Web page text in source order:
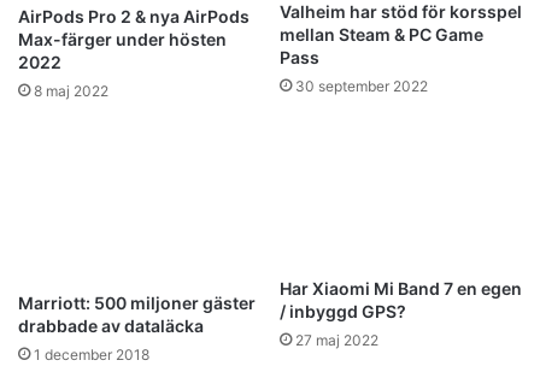
AirPods Pro 2 & nya AirPods
Max-färger under hösten
2022
8 maj 2022
Valheim har stöd för korsspel
mellan Steam & PC Game
Pass
30 september 2022
Marriott: 500 miljoner gäster
drabbade av dataläcka
1 december 2018
Har Xiaomi Mi Band 7 en egen
/ inbyggd GPS?
27 maj 2022